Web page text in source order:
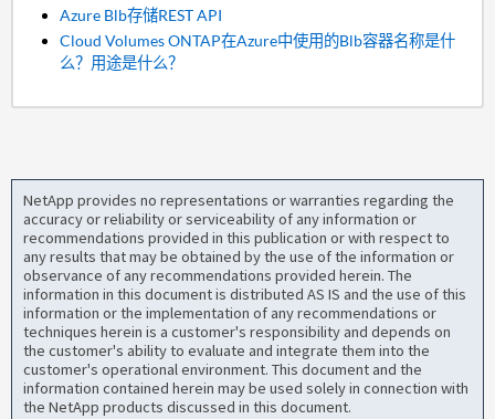
Azure Blb存储REST API
Cloud Volumes ONTAP在Azure中使用的Blb容器名称是什
么？用途是什么？
NetApp provides no representations or warranties regarding the
accuracy or reliability or serviceability of any information or
recommendations provided in this publication or with respect to
any results that may be obtained by the use of the information or
observance of any recommendations provided herein. The
information in this document is distributed AS IS and the use of this
information or the implementation of any recommendations or
techniques herein is a customer's responsibility and depends on
the customer's ability to evaluate and integrate them into the
customer's operational environment. This document and the
information contained herein may be used solely in connection with
the NetApp products discussed in this document.